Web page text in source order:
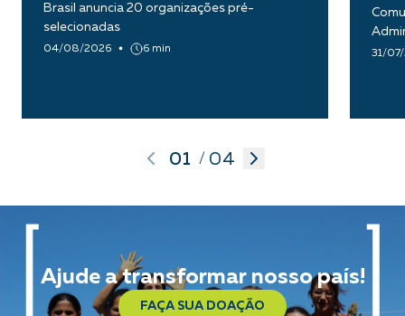
Brasil anuncia 20 organizações pré-
selecionadas
04/08/2026 6 min 31/
01 / 04
Ajude a transformar nosso país!
FAÇA SUA DOAÇÃO